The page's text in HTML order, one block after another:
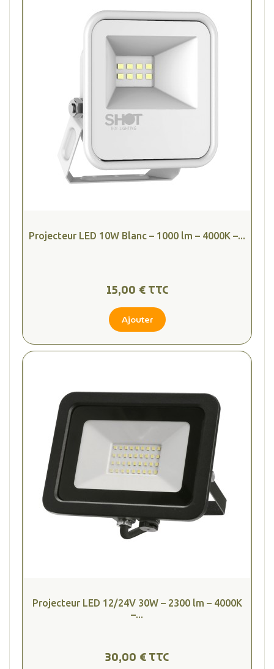
Projecteur LED 10W Blanc – 1000 lm – 4000K –...
15,00 € TTC
Ajouter
Projecteur LED 12/24V 30W – 2300 lm – 4000K
–...
30,00 € TTC